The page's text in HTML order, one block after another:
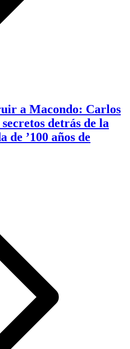
a Macondo: Carlos
detrás de la
de ’100 años de